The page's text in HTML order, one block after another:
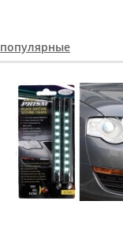
популярные